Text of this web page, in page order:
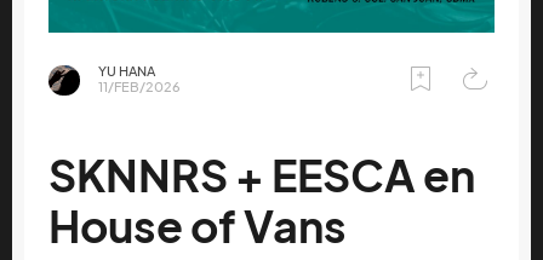
YU HANA
11/FEB/2026
SKNNRS + EESCA en
House of Vans